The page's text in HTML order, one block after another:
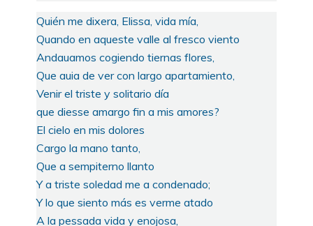
Quién me dixera, Elissa, vida mía,
Quando en aqueste valle al fresco viento
Andauamos cogiendo tiernas flores,
Que auia de ver con largo apartamiento,
Venir el triste y solitario día
que diesse amargo fin a mis amores?
El cielo en mis dolores
Cargo la mano tanto,
Que a sempiterno llanto
Y a triste soledad me a condenado;
Y lo que siento más es verme atado
A la pessada vida y enojosa,